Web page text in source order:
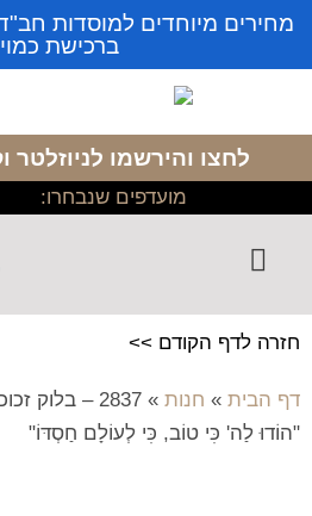
מחירים מיוחדים למוסדות
ברכישת
לחצו והירשמו לניוזלטר
מועדפים שנבחרו:
חזרה לדף הקודם >>
דף הבית » חנות »
2837 – בלוק
"הוֹדוּ לַה' כִּי טוֹב, כִּי לְעוֹלָם חַסְדּוֹ"